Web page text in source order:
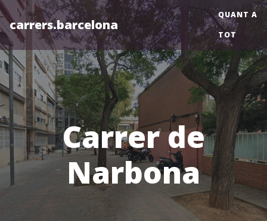
carrers.barcelona
QUANT A
TOT
Carrer de
Narbona